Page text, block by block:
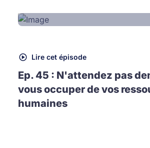
Lire cet épisode
Ep. 45 : N'attendez pas
vous occuper de vos
humaines